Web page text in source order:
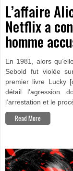
L’affaire
Netflix a
homme
En 1981, alors
Sebold fut violée
premier livre Lucky
détail l’agression
l’arrestation et le
Read More